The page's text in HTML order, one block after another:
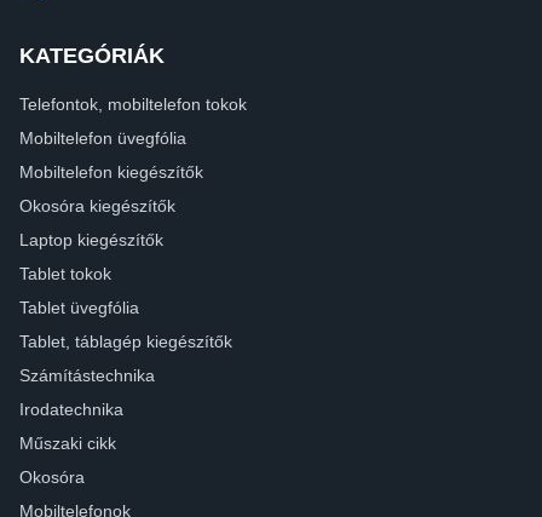
KATEGÓRIÁK
Telefontok, mobiltelefon tokok
Mobiltelefon üvegfólia
Mobiltelefon kiegészítők
Okosóra kiegészítők
Laptop kiegészítők
Tablet tokok
Tablet üvegfólia
Tablet, táblagép kiegészítők
Számítástechnika
Irodatechnika
Műszaki cikk
Okosóra
Mobiltelefonok